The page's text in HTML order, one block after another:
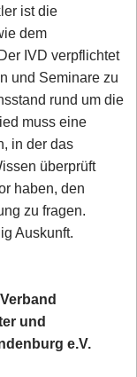
ist die
dem
IVD verpflichtet
und Seminare zu
rund um die
muss eine
in der das
überprüft
haben, den
zu fragen.
Auskunft.
und
e.V.